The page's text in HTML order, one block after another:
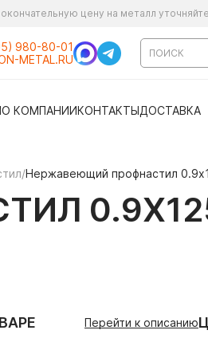
цену на металл
980-80-01
METAL.RU
О КОМПАНИИКОНТАКТЫДОСТАВКА
/Нержавеющий профнастил
Перейти к описанию